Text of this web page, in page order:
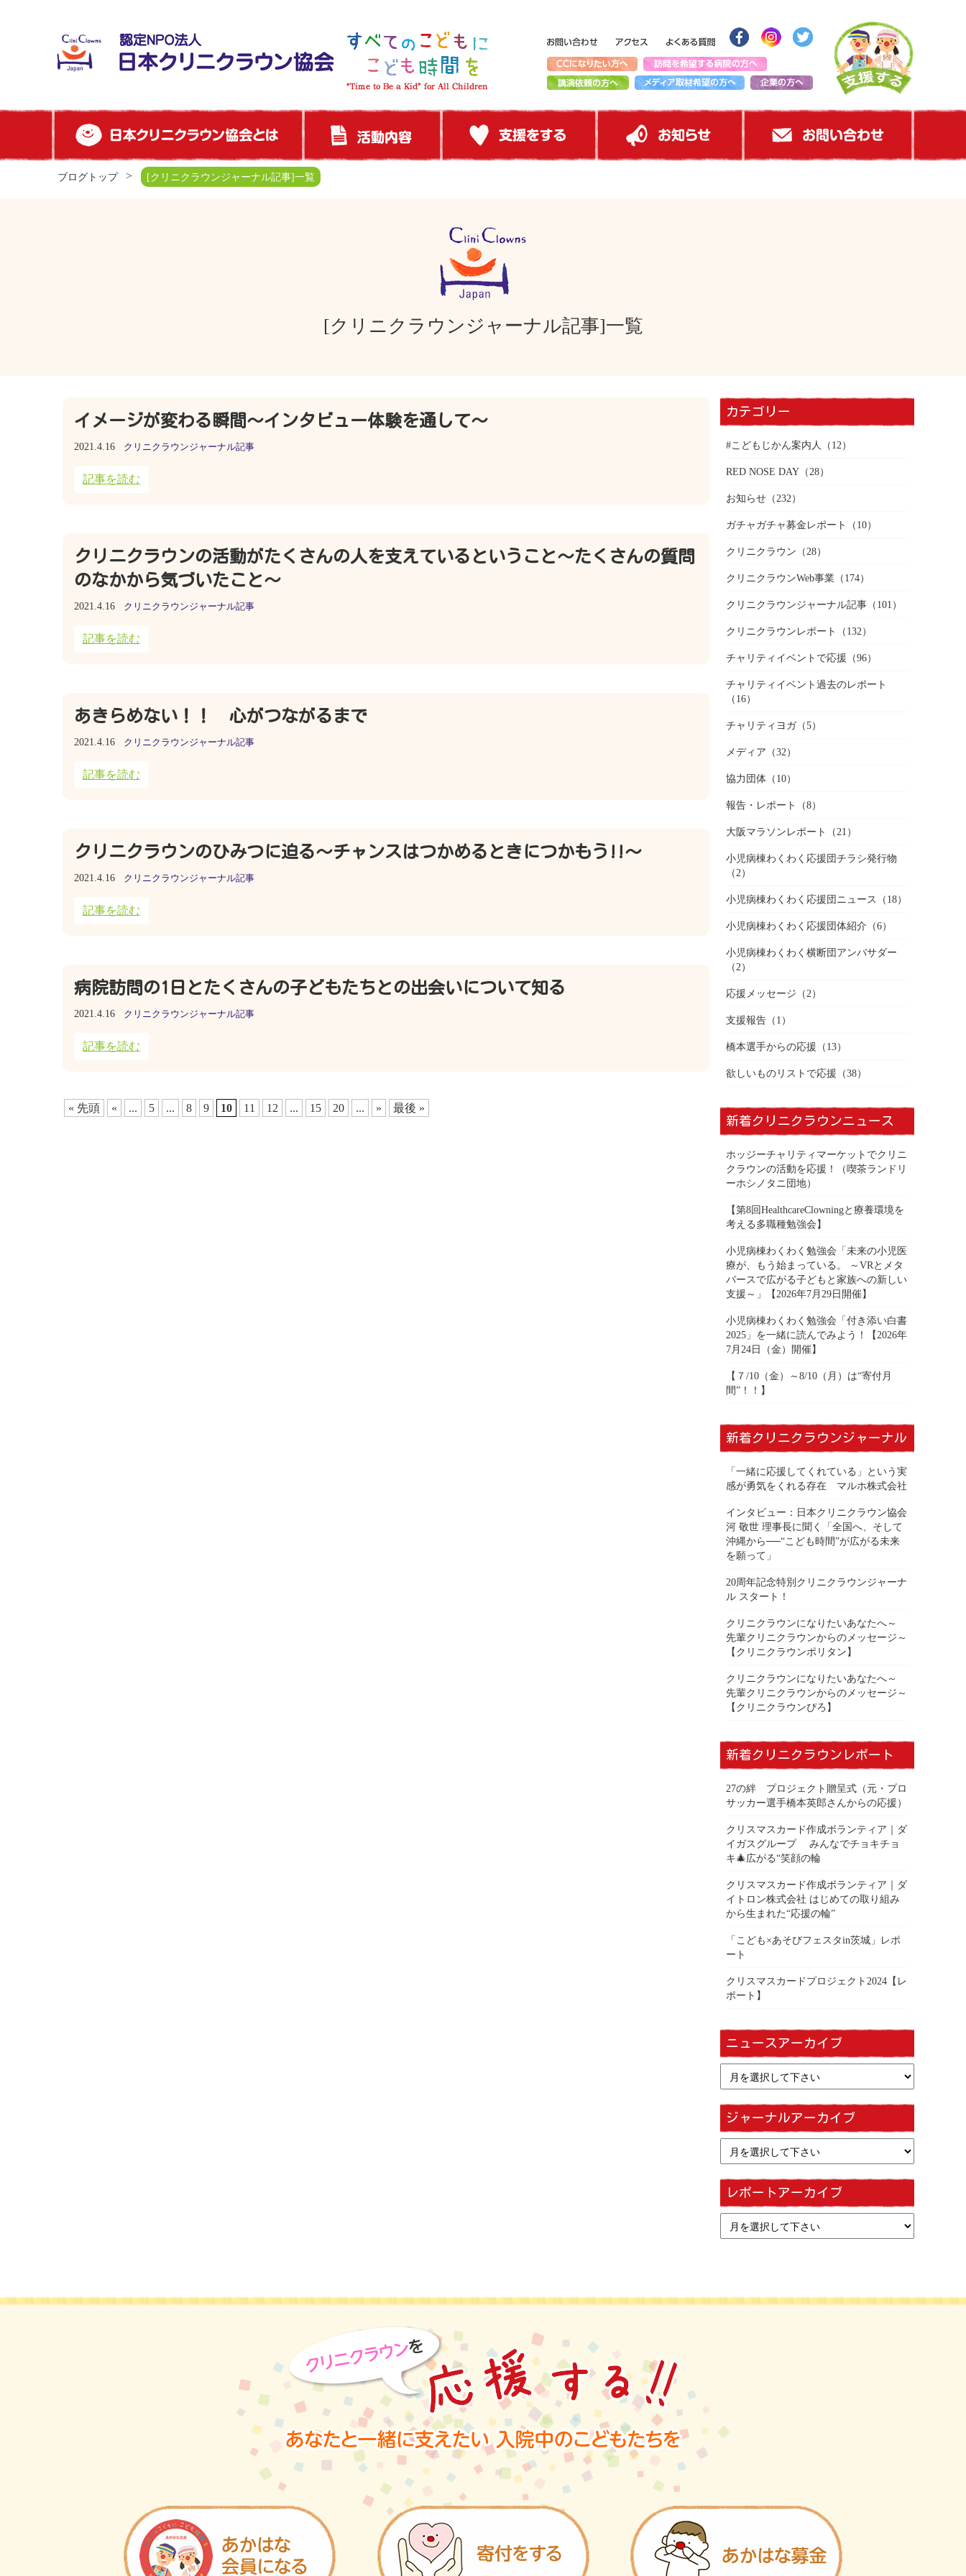
ブログトップ [クリニクラウンジャーナル記事]一覧
[クリニクラウンジャーナル記事]一覧
イメージが変わる瞬間～インタビュー体験を通して～
2021.4.16 クリニクラウンジャーナル記事
記事を読む
クリニクラウンの活動がたくさんの人を支えているということ～たくさんの質問
のなかから気づいたこと～
2021.4.16 クリニクラウンジャーナル記事
記事を読む
あきらめない！！ 心がつながるまで
2021.4.16 クリニクラウンジャーナル記事
記事を読む
クリニクラウンのひみつに迫る～チャンスはつかめるときにつかもう!!～
2021.4.16 クリニクラウンジャーナル記事
記事を読む
病院訪問の1日とたくさんの子どもたちとの出会いについて知る
2021.4.16 クリニクラウンジャーナル記事
記事を読む
« 先頭 « ... 5 ... 8 9 10 11 12 ... 15 20 ... » 最後 »
カテゴリー
#こどもじかん案内人 （12）
RED NOSE DAY （28）
お知らせ （232）
ガチャガチャ募金レポート （10）
クリニクラウン （28）
クリニクラウンWeb事業 （174）
クリニクラウンジャーナル記事 （101）
クリニクラウンレポート （132）
チャリティイベントで応援 （96）
チャリティイベント過去のレポート
（16）
チャリティヨガ（5）
メディア （32）
協力団体 （10）
報告・レポート （8）
大阪マラソンレポート （21）
小児病棟わくわく応援団チラシ発行物
（2）
小児病棟わくわく応援団ニュース （18）
小児病棟わくわく応援団体紹介 （6）
小児病棟わくわく横断団アンバサダー
（2）
応援メッセージ （2）
支援報告 （1）
橋本選手からの応援 （13）
欲しいものリストで応援 （38）
新着クリニクラウンニュース
ホッジーチャリティマーケットでクリニ
クラウンの活動を応援！（喫茶ランドリ
ーホシノタニ団地）
【第8回HealthcareClowningと療養環境を
考える多職種勉強会】
小児病棟わくわく勉強会「未来の小児医
療が、もう始まっている。 ～VRとメタ
バースで広がる子どもと家族への新しい
支援～」【2026年7月29日開催】
小児病棟わくわく勉強会「付き添い白書
2025」を一緒に読んでみよう！【2026年
7月24日（金）開催】
【７/10（金）～8/10（月）は“寄付月
間”！！】
新着クリニクラウンジャーナル
「一緒に応援してくれている」という実
感が勇気をくれる存在 マルホ株式会社
インタビュー：日本クリニクラウン協会
河 敬世 理事長に聞く「全国へ、そして
沖縄から──“こども時間”が広がる未来
を願って」
20周年記念特別クリニクラウンジャーナ
ル スタート！
クリニクラウンになりたいあなたへ～
先輩クリニクラウンからのメッセージ～
【クリニクラウンポリタン】
クリニクラウンになりたいあなたへ～
先輩クリニクラウンからのメッセージ～
【クリニクラウンぴろ】
新着クリニクラウンレポート
27の絆 プロジェクト贈呈式（元・プロ
サッカー選手橋本英郎さんからの応援）
クリスマスカード作成ボランティア｜ダ
イガスグループ みんなでチョキチョ
キ🎄広がる“笑顔の輪
クリスマスカード作成ボランティア｜ダ
イトロン株式会社 はじめての取り組み
から生まれた“応援の輪”
「こども×あそびフェスタin茨城」レポ
ート
クリスマスカードプロジェクト2024【レ
ポート】
ニュースアーカイブ
ジャーナルアーカイブ
レポートアーカイブ